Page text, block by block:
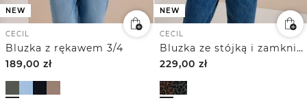
NEW
CECIL
Bluzka z rękawem 3/4
189,00 zł
NEW
CECIL
Bluzka ze stójką i zamkniem błyskawicznym
229,00 zł